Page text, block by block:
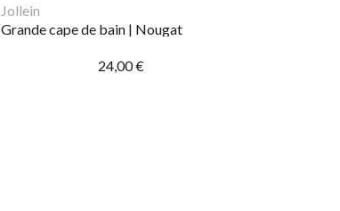
Jollein
Grande cape de bain | Nougat
24,00 €